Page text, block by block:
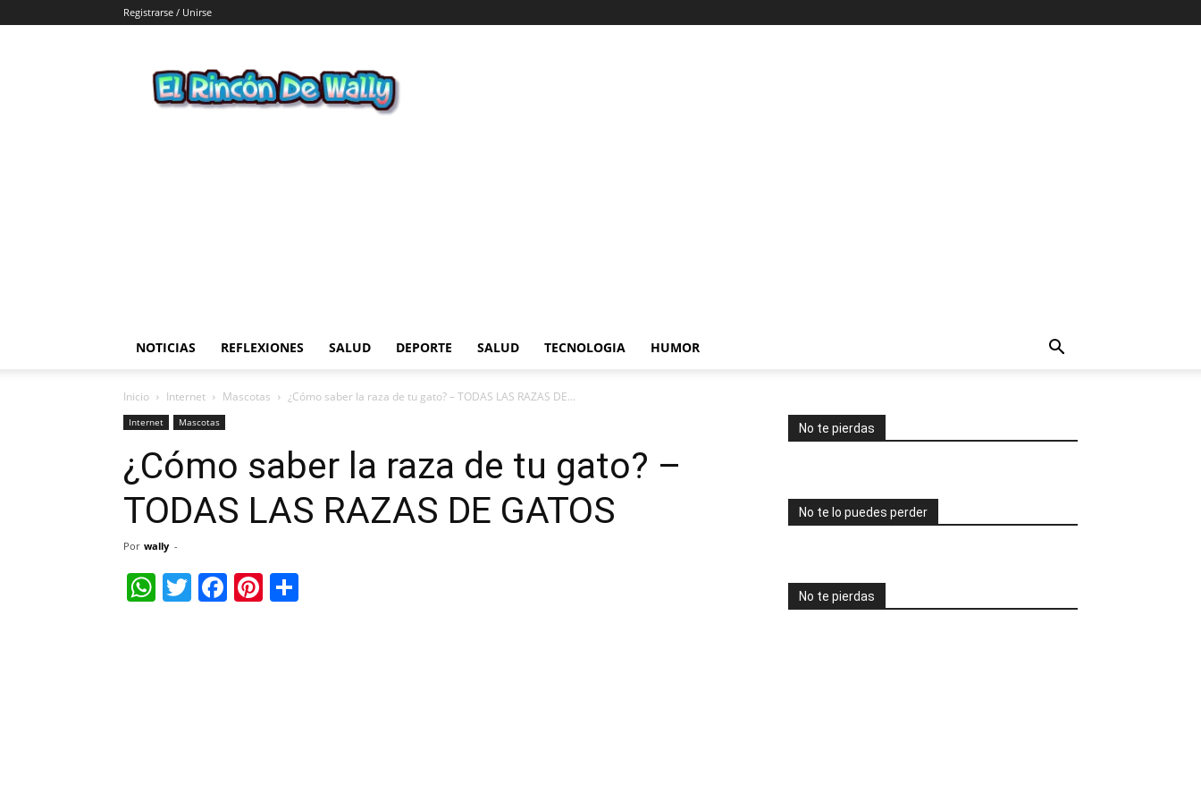
Registrarse / Unirse
Rincon
de
NOTICIAS REFLEXIONES SALUD DEPORTE SALUD TECNOLOGIA HUMOR
Inicio Internet Mascotas ¿Cómo saber la raza de tu gato? – TODAS LAS RAZAS DE...
Internet Mascotas
¿Cómo saber la raza de tu gato? –
TODAS LAS RAZAS DE GATOS
Por wally -
WhatsApp
Twitter
Facebook
Pinterest
No te pierdas
No te lo puedes perder
No te pierdas